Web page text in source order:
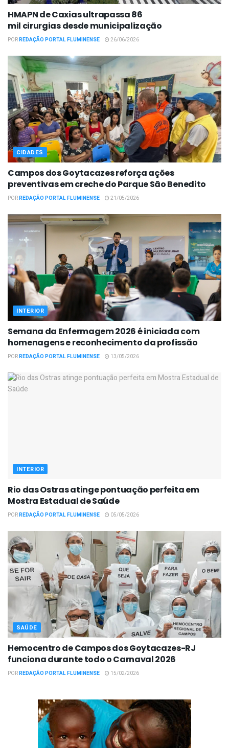
HMAPN de Caxias ultrapassa 86
mil cirurgias desde municipalização
PORREDAÇÃO PORTAL FLUMINENSE 26/06/2026
CIDADES
Campos dos Goytacazes reforça ações
preventivas em creche do Parque São Benedito
PORREDAÇÃO PORTAL FLUMINENSE 21/05/2026
INTERIOR
Semana da Enfermagem 2026 é iniciada com
homenagens e reconhecimento da profissão
PORREDAÇÃO PORTAL FLUMINENSE 13/05/2026
INTERIOR
Rio das Ostras atinge pontuação perfeita em
Mostra Estadual de Saúde
PORREDAÇÃO PORTAL FLUMINENSE 05/05/2026
SAÚDE
Hemocentro de Campos dos Goytacazes-RJ
funciona durante todo o Carnaval 2026
PORREDAÇÃO PORTAL FLUMINENSE 15/02/2026